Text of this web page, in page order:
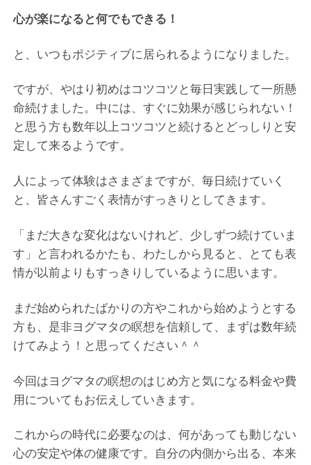
心が楽になると何でもできる！
と、いつもポジティブに居られるようになりました。
ですが、やはり初めはコツコツと毎日実践して一所懸
命続けました。中には、すぐに効果が感じられない！
と思う方も数年以上コツコツと続けるとどっしりと安
定して来るようです。
人によって体験はさまざまですが、毎日続けていく
と、皆さんすごく表情がすっきりとしてきます。
「まだ大きな変化はないけれど、少しずつ続けていま
す」と言われるかたも、わたしから見ると、とても表
情が以前よりもすっきりしているように思います。
まだ始められたばかりの方やこれから始めようとする
方も、是非ヨグマタの瞑想を信頼して、まずは数年続
けてみよう！と思ってください＾＾
今回はヨグマタの瞑想のはじめ方と気になる料金や費
用についてもお伝えしていきます。
これからの時代に必要なのは、何があっても動じない
心の安定や体の健康です。自分の内側から出る、本来